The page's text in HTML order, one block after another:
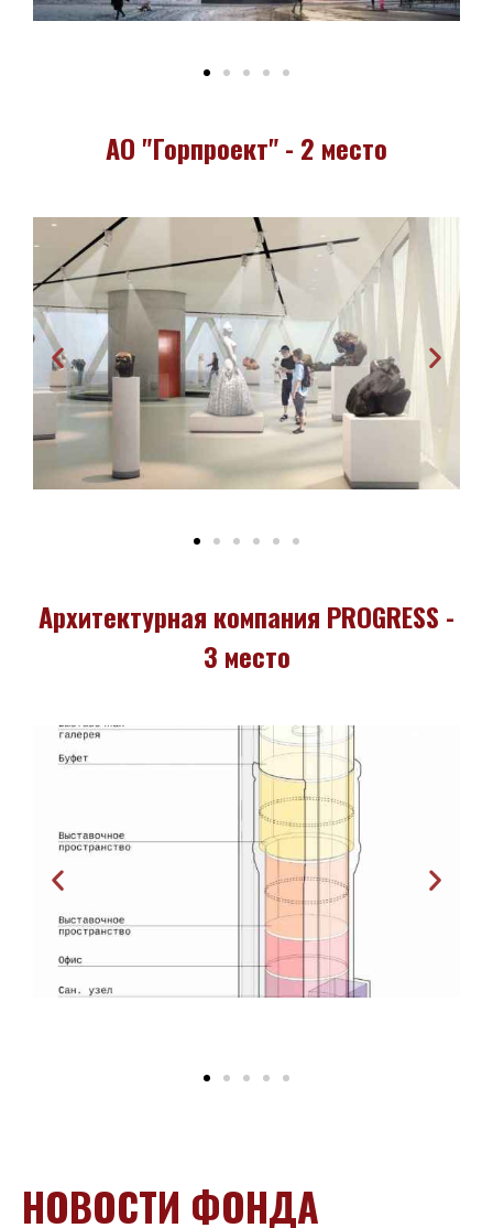
АО "Горпроект" - 2 место
Архитектурная компания PROGRESS -
3 место
НОВОСТИ ФОНДА